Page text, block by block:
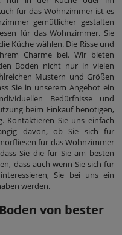
für das Wohnzimmer ist es
gemütlicher gestalten
für das Wohnzimmer. Sie
Küche wählen. Die Risse und
Charme bei. Wir bieten
Boden nicht nur in vielen
Mustern und Größen
Sie in unserem Angebot ein
Bedürfnisse und
beim Einkauf benötigen,
Kontaktieren Sie uns einfach
davon, ob Sie sich für
für das Wohnzimmer
Sie die für Sie am besten
dass auch wenn Sie sich für
Sie bei uns ein
werden.
von bester